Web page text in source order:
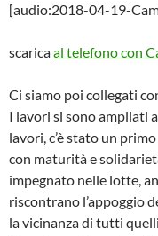
[audio:2018-04-19-
scaricaal telefono con
Ci siamo poi collegati
I lavori si sono ampliati
lavori, c’è stato un
con maturità e
impegnato nelle lotte,
riscontrano l’appoggio
la vicinanza di tutti